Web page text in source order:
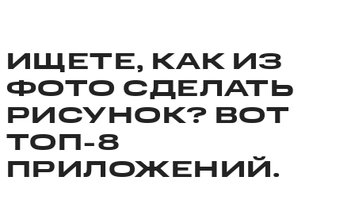
ИЩЕТЕ, КАК ИЗ
ФОТО СДЕЛАТЬ
РИСУНОК? ВОТ
ТОП-8
ПРИЛОЖЕНИЙ.